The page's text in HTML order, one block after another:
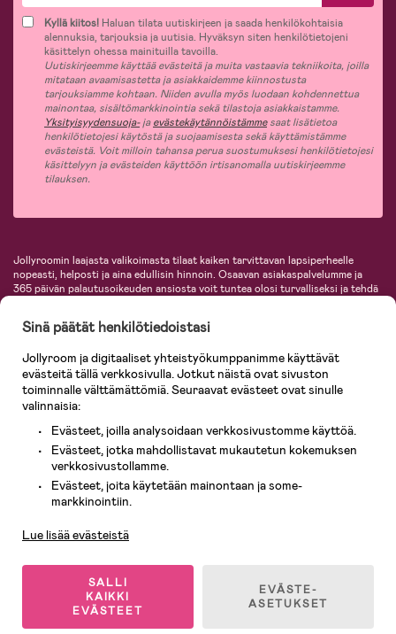
Kyllä kiitos! Haluan tilata uutiskirjeen ja saada henkilökohtaisia
alennuksia, tarjouksia ja uutisia. Hyväksyn siten henkilötietojeni
käsittelyn ohessa mainituilla tavoilla.
Uutiskirjeemme käyttää evästeitä ja muita vastaavia tekniikoita, joilla
mitataan avaamisastetta ja asiakkaidemme kiinnostusta
tarjouksiamme kohtaan. Niiden avulla myös luodaan kohdennettua
mainontaa, sisältömarkkinointia sekä tilastoja asiakkaistamme.
Yksityisyydensuoja-jaevästekäytännöistämmesaat lisätietoa
henkilötietojesi käytöstä ja suojaamisesta sekä käyttämistämme
evästeistä. Voit milloin tahansa perua suostumuksesi henkilötietojesi
käsittelyyn ja evästeiden käyttöön irtisanomalla uutiskirjeemme
tilauksen.
Jollyroomin laajasta valikoimasta tilaat kaiken tarvittavan lapsiperheelle
nopeasti, helposti ja aina edullisin hinnoin. Osaavan asiakaspalvelumme ja
365 päivän palautusoikeuden ansiosta voit tuntea olosi turvalliseksi ja tehdä
lastentarvikkeita sekä paljon muuta. Meiltä löydät lukuisia tunnettuja
KidKraft, Ergobaby, Philips Avent, Neonate, Cybex, LEGO ja monia muita!
Tervetuloa shoppailemaan Pohjoismaiden suurimpaan lastentarvikkeiden
verkkokauppaan!
Sinä päätät henkilötiedoistasi
Jollyroom ja digitaaliset yhteistyökumppanimme käyttävät
evästeitä tällä verkkosivulla. Jotkut näistä ovat sivuston
toiminnalle välttämättömiä. Seuraavat evästeet ovat sinulle
valinnaisia:
Evästeet, joilla analysoidaan verkkosivustomme käyttöä.
Evästeet, jotka mahdollistavat mukautetun kokemuksen
verkkosivustollamme.
Evästeet, joita käytetään mainontaan ja some-
markkinointiin.
Lue lisää evästeistä
SALLI
KAIKKI
EVÄSTEET
EVÄSTE-
ASETUKSET